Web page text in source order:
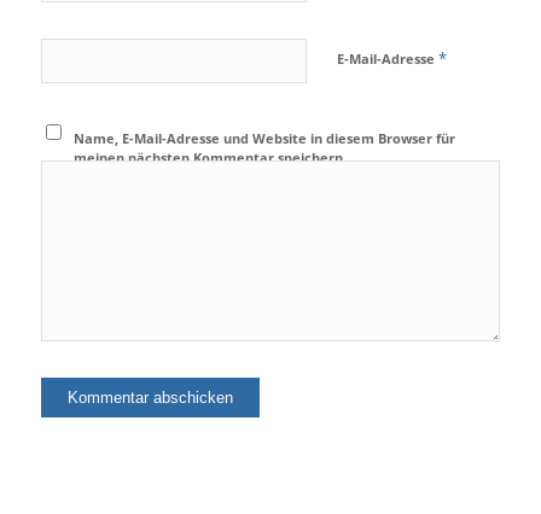
E-Mail-Adresse *
Name, E-Mail-Adresse und Website in diesem Browser für
meinen nächsten Kommentar speichern.